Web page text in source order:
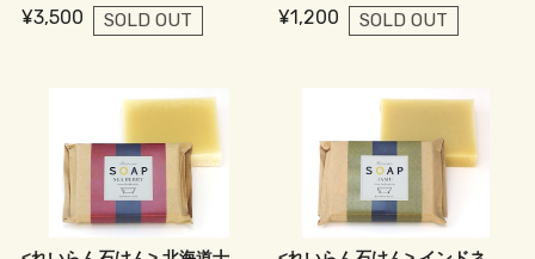
¥3,500 SOLD OUT ¥1,200 SOLD OUT